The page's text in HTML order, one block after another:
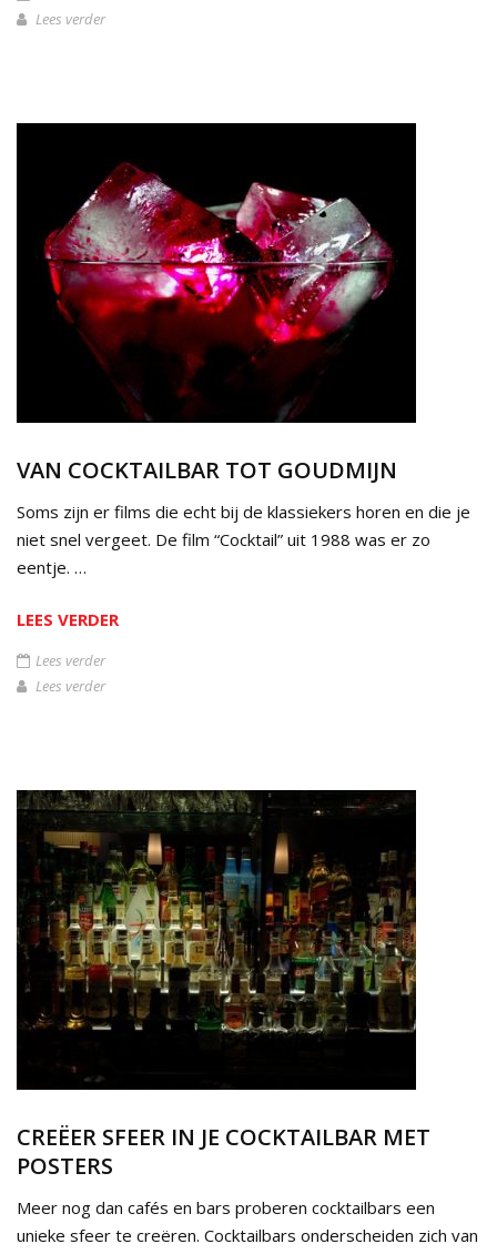
Lees verder
VAN COCKTAILBAR TOT GOUDMIJN
Soms zijn er films die echt bij de klassiekers horen en die je
niet snel vergeet. De film “Cocktail” uit 1988 was er zo
eentje. …
LEES VERDER
Lees verder
Lees verder
CREËER SFEER IN JE COCKTAILBAR MET
POSTERS
Meer nog dan cafés en bars proberen cocktailbars een
unieke sfeer te creëren. Cocktailbars onderscheiden zich van